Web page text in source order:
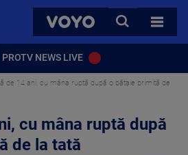
VOYO
CAUTA
TOATE
PROTV NEWS LIVE
de 14 ani, cu mâna ruptă după o bătaie primită de
cu mâna ruptă după
de la tată